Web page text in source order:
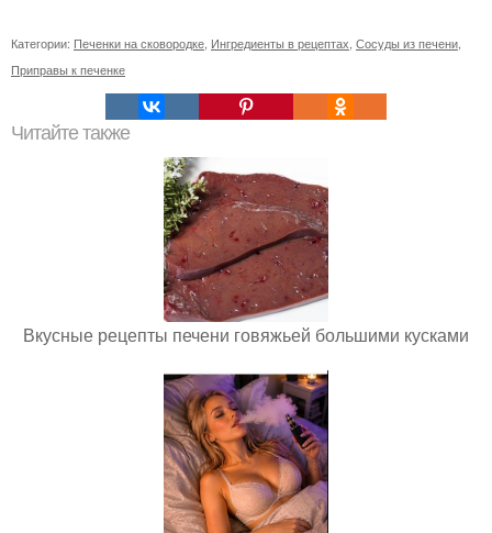
Категории: Печенки на сковородке Ингредиенты в рецептах Сосуды из печени
Приправы к печенке
Читайте также
Вкусные рецепты печени говяжьей большими кусками